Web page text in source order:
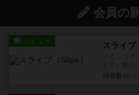
会員の
レビュー スライプ
18分前